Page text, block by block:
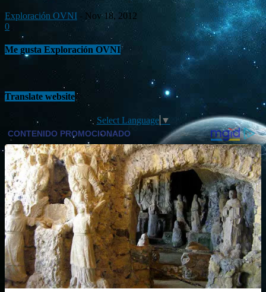
Exploración OVNI - Nov 18, 2012
0
Me gusta Exploración OVNI
Translate website
Select Language ▼